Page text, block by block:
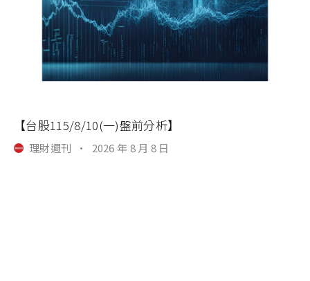
【台股115/8/10(一)盤前分析】
理財週刊 · 2026 年 8 月 8 日